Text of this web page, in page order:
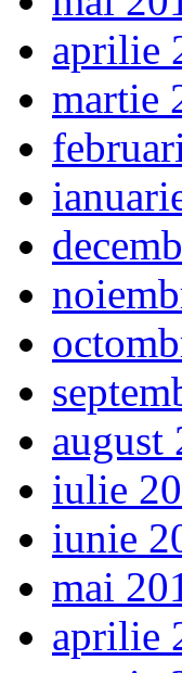
aprilie
martie
august
iulie
iunie
mai
aprilie